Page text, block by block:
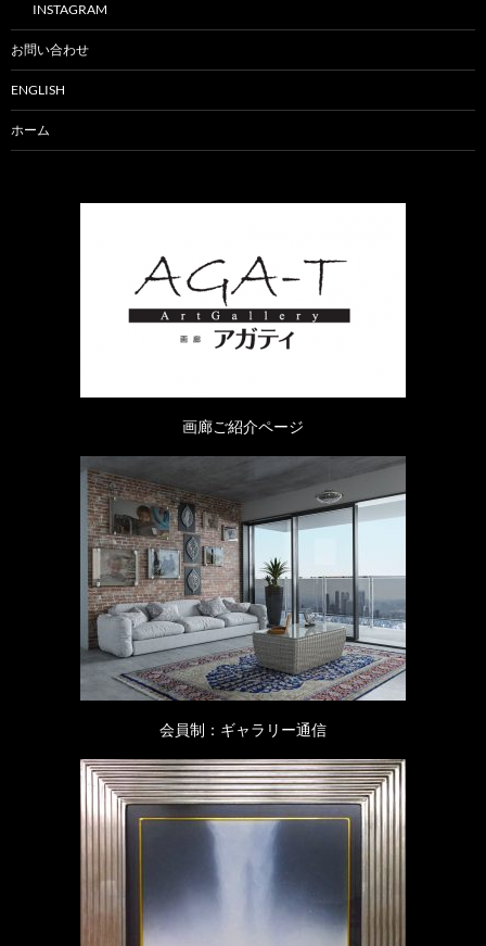
INSTAGRAM
お問い合わせ
ENGLISH
ホーム
画廊ご紹介ページ
会員制：ギャラリー通信